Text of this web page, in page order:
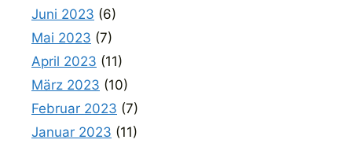
Juni 2023 (6)
Mai 2023 (7)
April 2023 (11)
März 2023 (10)
Februar 2023 (7)
Januar 2023 (11)